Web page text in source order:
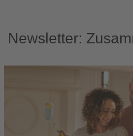
Newsletter: